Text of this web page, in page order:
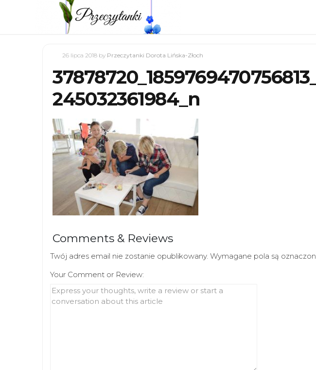
26 lipca 2018 by Przeczytanki Dorota Lińska-Złoch
245032361984_n
Comments & Reviews
Twój adres email nie zostanie opublikowany. Wymagane pola są
Your Comment or Review: